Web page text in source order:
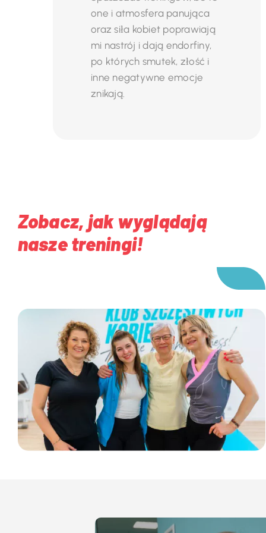
one i atmosfera panująca
oraz siła kobiet poprawiają
mi nastrój i dają endorfiny,
po których smutek, złość i
inne negatywne emocje
znikają.
koleżanki z klubu.
Zobacz, jak wyglądają
nasze treningi!